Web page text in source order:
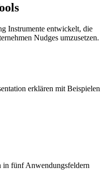
Instrumente entwickelt, die
Nudges umzusetzen.
erklären mit Beispielen
fünf Anwendungsfeldern